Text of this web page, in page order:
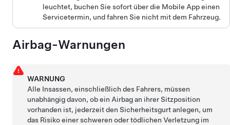
leuchtet, buchen Sie sofort über die Mobile App einen
Servicetermin, und fahren Sie nicht mit dem Fahrzeug.
Airbag-Warnungen
WARNUNG
Alle Insassen, einschließlich des Fahrers, müssen
unabhängig davon, ob ein Airbag an ihrer Sitzposition
vorhanden ist, jederzeit den Sicherheitsgurt anlegen, um
das Risiko einer schweren oder tödlichen Verletzung im